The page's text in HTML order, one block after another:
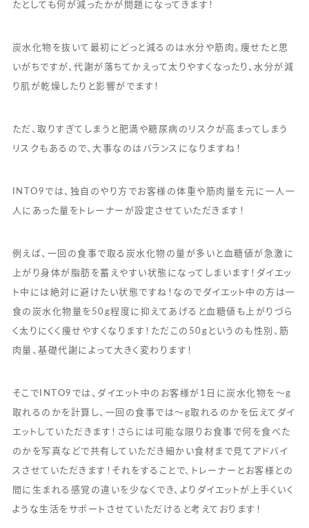
たとしても何が減ったかが問題になってきます！
炭水化物を抜いて最初にどっと減るのは水分や筋肉。痩せたと思
いがちですが、代謝が落ちてかえって太りやすくなったり、水分が減
り肌が乾燥したりと影響がでます！
ただ、取りすぎてしまうと肥満や糖尿病のリスクが高まってしまう
リスクもあるので、大事なのはバランスになりますね！
INTO9では、独自のやり方でお客様の体重や筋肉量を元に一人一
人にあった量をトレーナーが設定させていただきます！
例えば、一回の食事で取る炭水化物の量が多いと血糖値が急激に
上がり身体が脂肪を蓄えやすい状態になってしまいます！ダイエッ
ト中には絶対に避けたい状態ですね！なのでダイエット中の方は一
食の炭水化物量を50g程度に抑えてあげると血糖値も上がりづら
く太りにくく痩せやすくなります！ただこの50gというのも性別、筋
肉量、基礎代謝によって大きく変わります！
そこでINTO9では、ダイエット中のお客様が1日に炭水化物を〜g
取れるのかを計算し、一回の食事では〜g取れるのかを伝えてダイ
エットしていただきます！さらには可能な限りお食事で何を食べた
のかを写真などで共有していただき細かい食材まで見てアドバイ
スさせていただきます！それをすることで、トレーナーとお客様との
間に生まれる感覚の違いを少なくでき、よりダイエットが上手くいく
ような生活をサポートさせていただけると考えております！